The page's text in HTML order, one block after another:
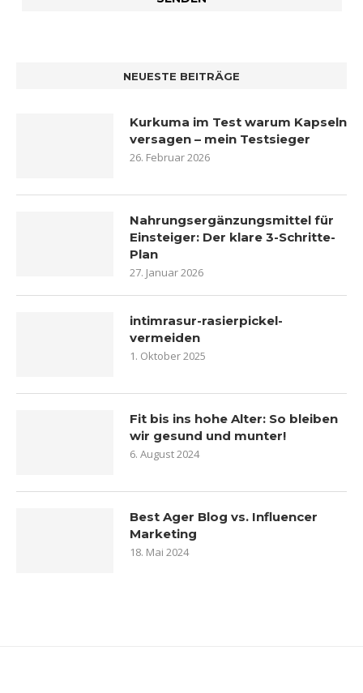
NEUESTE BEITRÄGE
Kurkuma im Test warum Kapseln
versagen – mein Testsieger
26. Februar 2026
Nahrungsergänzungsmittel für
Einsteiger: Der klare 3-Schritte-
Plan
27. Januar 2026
intimrasur-rasierpickel-
vermeiden
1. Oktober 2025
Fit bis ins hohe Alter: So bleiben
wir gesund und munter!
6. August 2024
Best Ager Blog vs. Influencer
Marketing
18. Mai 2024